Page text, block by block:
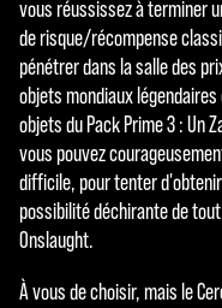
vous réussissez à terminer
de risque/récompense
pénétrer dans la salle des
objets mondiaux
objets du Pack Prime 3 : Un
vous pouvez
difficile, pour tenter
possibilité déchirante de
Onslaught.
À vous de choisir, mais le